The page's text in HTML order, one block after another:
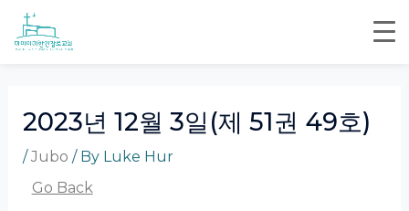
Skip
content
2023년 12월 3일(제 51권 49호)
/Jubo / By Luke Hur
Go Back
Post
navigation